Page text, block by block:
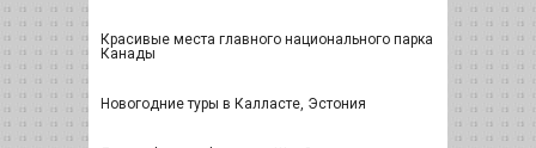
Красивые места главного национального парка
Канады
Новогодние туры в Калласте, Эстония